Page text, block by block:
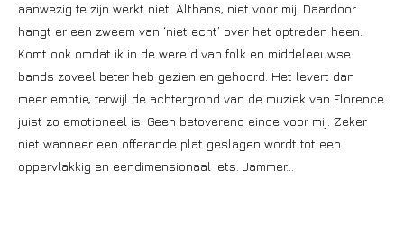
aanwezig te zijn werkt niet. Althans, niet voor mij. Daardoor
hangt er een zweem van ‘niet echt’ over het optreden heen.
Komt ook omdat ik in de wereld van folk en middeleeuwse
bands zoveel beter heb gezien en gehoord. Het levert dan
meer emotie, terwijl de achtergrond van de muziek van Florence
juist zo emotioneel is. Geen betoverend einde voor mij. Zeker
niet wanneer een offerande plat geslagen wordt tot een
oppervlakkig en eendimensionaal iets. Jammer…